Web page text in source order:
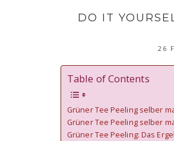
DO IT
26
Table of Contents
Grüner Tee Peeling selber
Grüner Tee Peeling selber
Grüner Tee Peeling: Das